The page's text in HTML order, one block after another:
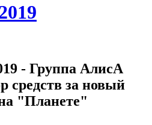
- Группа АлисА
средств за новый
"Планете"